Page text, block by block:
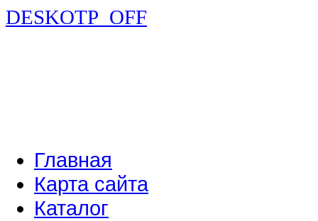
DESKOTP_OFF
Главная
Карта сайта
Каталог